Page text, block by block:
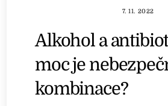
7. 11. 2022
Alkohol a
moc je
kombinace?